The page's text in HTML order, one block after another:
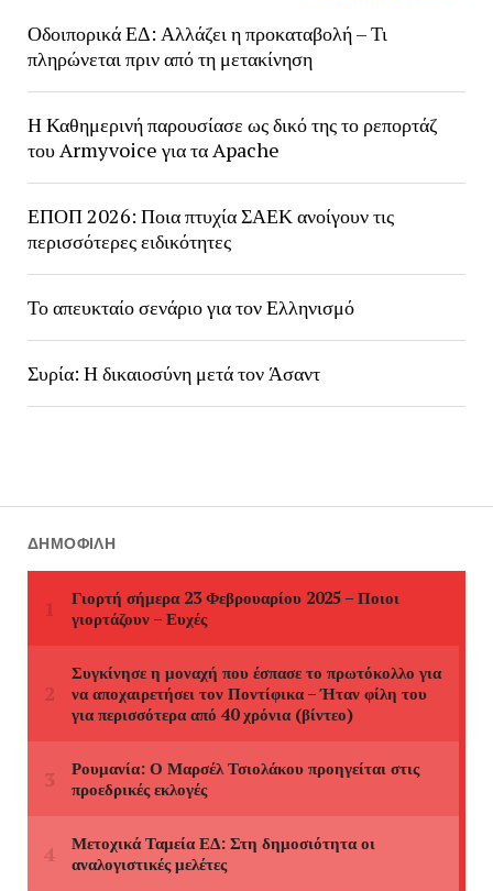
Οδοιπορικά ΕΔ: Αλλάζει η προκαταβολή – Τι
πληρώνεται πριν από τη μετακίνηση
Η Καθημερινή παρουσίασε ως δικό της το ρεπορτάζ
του Armyvoice για τα Apache
ΕΠΟΠ 2026: Ποια πτυχία ΣΑΕΚ ανοίγουν τις
περισσότερες ειδικότητες
Το απευκταίο σενάριο για τον Ελληνισμό
Συρία: Η δικαιοσύνη μετά τον Άσαντ
ΔΗΜΟΦΙΛΉ